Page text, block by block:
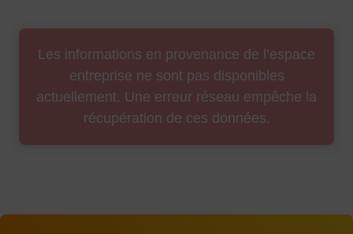
Les informations en provenance de l’espace
entreprise ne sont pas disponibles
actuellement. Une erreur réseau empêche la
récupération de ces données.